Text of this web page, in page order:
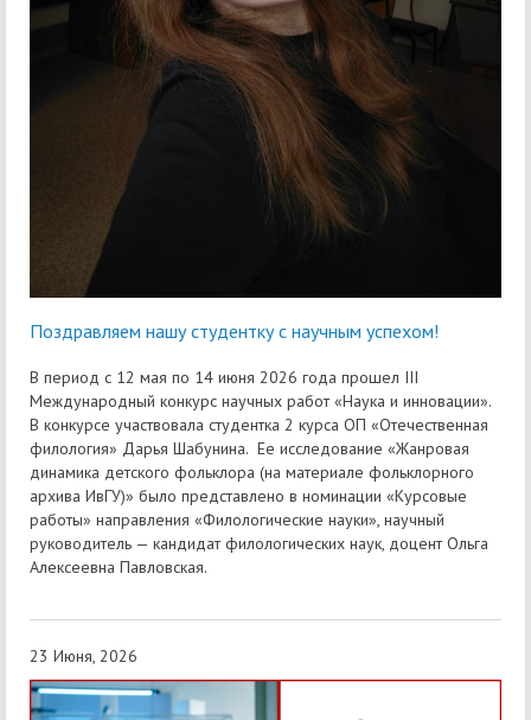
Поздравляем нашу студентку с научным успехом!
В период с 12 мая по 14 июня 2026 года прошел III
Международный конкурс научных работ «Наука и инновации».
В конкурсе участвовала студентка 2 курса ОП «Отечественная
филология» Дарья Шабунина. Ее исследование «Жанровая
динамика детского фольклора (на материале фольклорного
архива ИвГУ)» было представлено в номинации «Курсовые
работы» направления «Филологические науки», научный
руководитель — кандидат филологических наук, доцент Ольга
Алексеевна Павловская.
23 Июня, 2026